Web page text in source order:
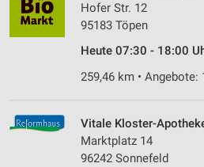
Hofer Str. 12
95183 Töpen
Heute 07:30 - 18:00
259,46 km • Angebote:
Vitale Kloster-
Marktplatz 14
96242 Sonnefeld